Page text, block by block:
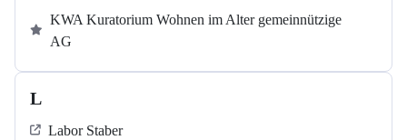
KWA Kuratorium Wohnen im Alter gemeinnützige
AG
L
Labor Staber